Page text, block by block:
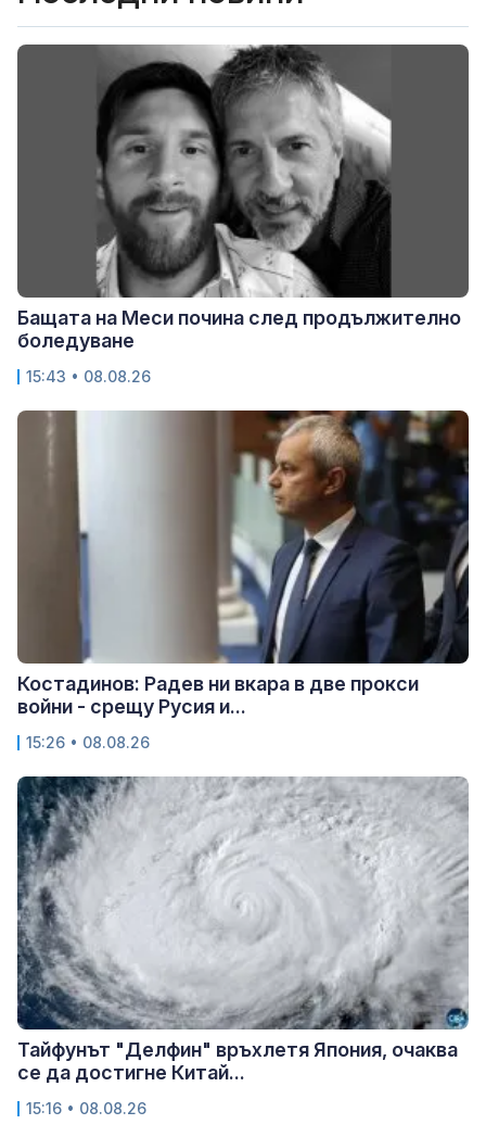
Бащата на Меси почина след продължително
боледуване
15:43 • 08.08.26
Костадинов: Радев ни вкара в две прокси
войни - срещу Русия и...
15:26 • 08.08.26
Тайфунът "Делфин" връхлетя Япония, очаква
се да достигне Китай...
15:16 • 08.08.26